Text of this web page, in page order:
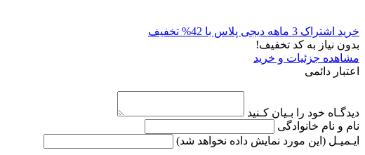
خرید اشتراک 3 ماهه دیجی پلاس با 42% تخفیف
بدون نیاز به کد تخفیف!
مشاهده جزئیات و خرید
اعتبار دائمی
دیدگـاه خود را بـیان کـنید
نام و نام خانوادگی
ایـمیـل (این مورد نمایش داده نخواهد شد)